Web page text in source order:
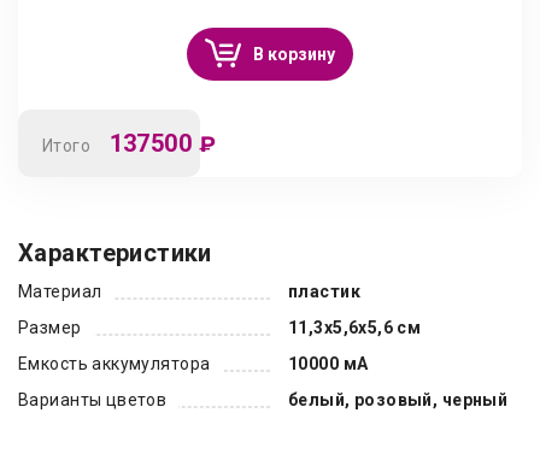
В корзину
Итого 137500 ₽
Характеристики
Материал
пластик
Размер
11,3x5,6x5,6 см
Емкость аккумулятора
10000 мА
Варианты цветов
белый, розовый, черный